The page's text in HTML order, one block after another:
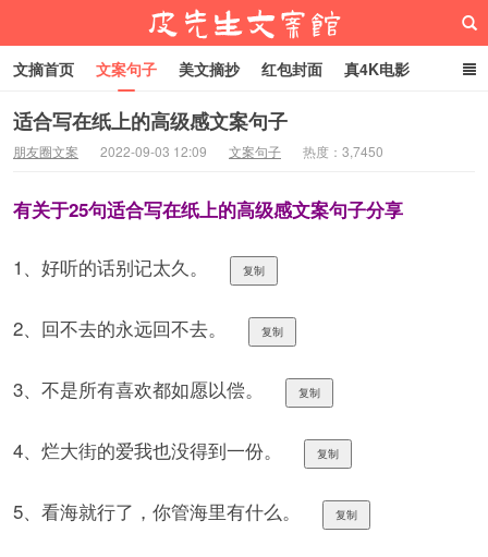
文摘首页 文案句子 美文摘抄 红包封面 真4K电影
网络热梗 恋爱家庭 微信头像
适合写在纸上的高级感文案句子
朋友圈文案 2022-09-03 12:09 文案句子 热度：3,7450
有关于25句适合写在纸上的高级感文案句子分享
1、好听的话别记太久。 复制
2、回不去的永远回不去。 复制
3、不是所有喜欢都如愿以偿。 复制
4、烂大街的爱我也没得到一份。 复制
5、看海就行了，你管海里有什么。 复制